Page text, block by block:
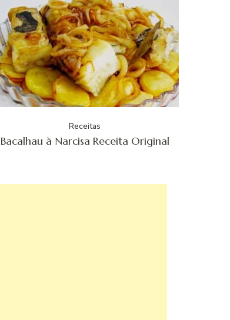
Receitas
Bacalhau à Narcisa Receita Original